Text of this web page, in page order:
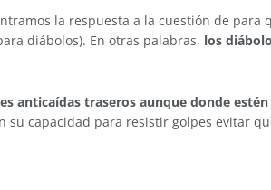
la respuesta a la cuestión de para
diábolos). En otras palabras, los
anticaídas traseros aunque donde estén
capacidad para resistir golpes evitar